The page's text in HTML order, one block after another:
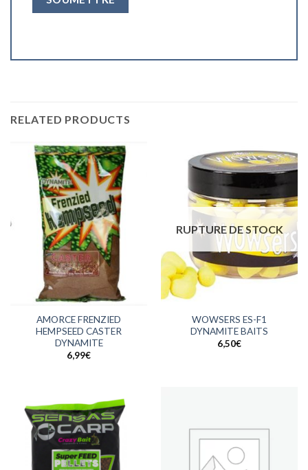
RELATED PRODUCTS
AMORCE FRENZIED
HEMPSEED CASTER
DYNAMITE
6,99€
RUPTURE DE STOCK
WOWSERS ES-F1
DYNAMITE BAITS
6,50€